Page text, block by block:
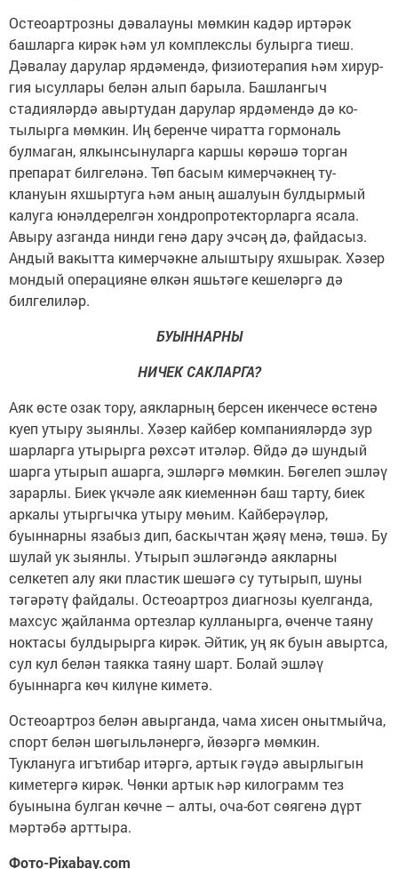
Остеоартрозны дәвалауны мөмкин кадәр иртәрәк
башларга кирәк һәм ул комплекслы бу­лырга тиеш.
Дәвалау да­рулар ярдәмендә, фи­зиотерапия һәм хирур­
гия ысуллары белән алып барыла. Башлангыч
стадияләрдә авыртудан дарулар ярдәмендә дә ко­
тылырга мөмкин. Иң бе­ренче чиратта гормональ
булмаган, ялкынсынулар­га каршы көрәшә торган
препарат билгеләнә. Төп басым кимерчәкнең ту­
клануын яхшыртуга һәм аның ашалуын булдыр­мый
калуга юнәлдерелгән хондропротекторлар­га ясала.
Авыру азганда нинди генә дару эчсәң дә, файдасыз.
Андый вакыт­та кимерчәкне алышты­ру яхшырак. Хәзер
мон­дый операцияне өлкән яшьтәге кешеләргә дә
билгелиләр.
БУЫННАРНЫ
НИЧЕК САКЛАРГА?
Аяк өсте озак тору, аякларның берсен икен­чесе өстенә
куеп уты­ру зыянлы. Хәзер кайбер компанияләрдә зур
шар­ларга утырырга рөхсәт итәләр. Өйдә дә шундый
шарга утырып ашарга, эшләргә мөмкин. Бөгелеп эшләү
зарарлы. Биек үкчәле аяк киеменнән баш тарту, биек
аркалы утыргычка утыру мөһим. Кайберәүләр,
буыннар­ны язабыз дип, баскыч­тан җәяү менә, төшә. Бу
шулай ук зыянлы. Уты­рып эшләгәндә аяклар­ны
селкетеп алу яки пла­стик шешәгә су туты­рып, шуны
тәгәрәтү фай­далы. Остеоартроз ди­агнозы куелганда,
мах­сус җайланма ортезлар кулланырга, өченче тая­ну
ноктасы булдырырга кирәк. Әйтик, уң як буын авыртса,
сул кул белән таякка таяну шарт. Бо­лай эшләү
буыннарга көч килүне киметә.
Остеоартроз белән авырганда, чама хисен онытмыйча,
спорт белән шөгыльләнергә, йөзәргә мөмкин.
Туклануга игъ­тибар итәргә, артык гәүдә авырлыгын
киметергә кирәк. Чөнки артык һәр килограмм тез
буынына булган көчне – алты, оча-бот сөягенә дүрт
мәртәбә арттыра.
Фото-Pixabay.com